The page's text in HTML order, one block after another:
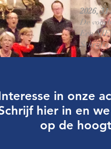
2026, 31
De
Een
Schrijf u
in onze
hier in en
op de